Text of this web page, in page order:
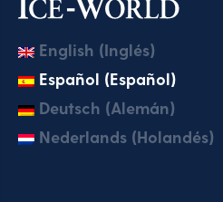
English (Inglés)
Español (Español)
Deutsch (Alemán)
Nederlands (Holandés)